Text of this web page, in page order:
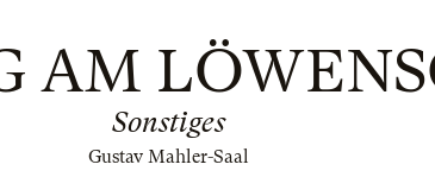
AM
Sonstiges
Gustav Mahler-Saal